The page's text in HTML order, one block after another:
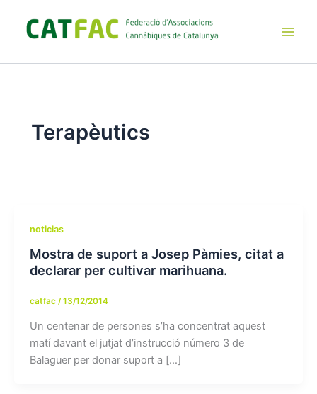
contenido
Terapèutics
noticias
Mostra de suport a Josep Pàmies, citat a
declarar per cultivar marihuana.
catfac /13/12/2014
Un centenar de persones s’ha concentrat aquest
matí davant el jutjat d’instrucció número 3 de
Balaguer per donar suport a […]